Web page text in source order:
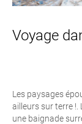
Voyage
Les paysages
ailleurs sur terre !.
une baignade